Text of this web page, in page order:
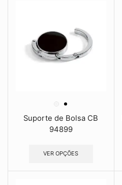
Suporte de Bolsa CB
94899
VER OPÇÕES